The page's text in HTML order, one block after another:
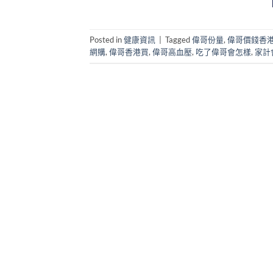
Posted in健康資訊 Tagged偉哥份量,偉哥價錢香
網購,偉哥香港買,偉哥高血壓, 吃了偉哥會怎樣, 家計